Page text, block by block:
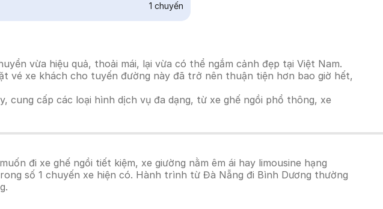
1 chuyến
vừa hiệu quả, thoải mái, lại vừa có thể ngắm cảnh đẹp tại Việt Nam.
vé xe khách cho tuyến đường này đã trở nên thuận tiện hơn bao giờ hết,
cấp các loại hình dịch vụ đa dạng, từ xe ghế ngồi phổ thông, xe
đi xe ghế ngồi tiết kiệm, xe giường nằm êm ái hay limousine hạng
số 1 chuyến xe hiện có. Hành trình từ Đà Nẵng đi Bình Dương thường